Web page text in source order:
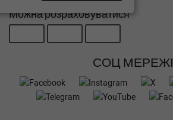
Можна розраховуватися
СОЦ МЕРЕЖІ